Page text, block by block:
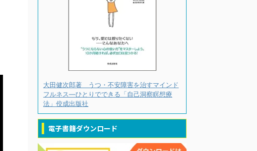
大田健次郎著 うつ・不安障害を治すマインド
フルネス―ひとりでできる「自己洞察瞑想療
法」佼成出版社
電子書籍ダウンロード